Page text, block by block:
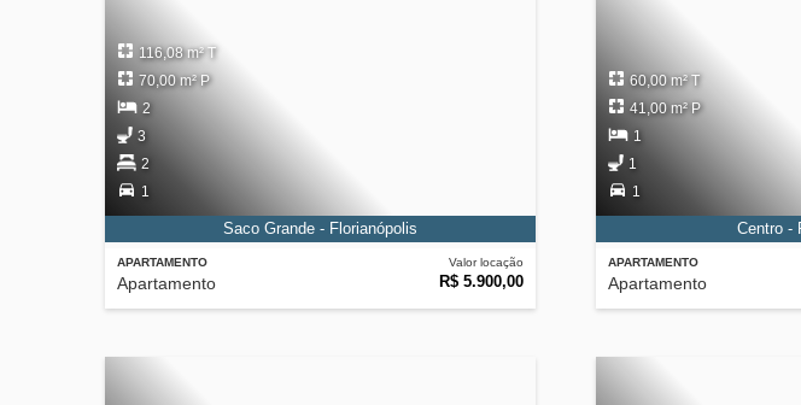
APARTAMENTO
Apartamento
Valor locação
R$ 5.900,00
116,08 m² T
70,00 m² P
2
3
2
1
Saco Grande - Florianópolis
APARTAMENTO
Apartamento
60,00 m² T
41,00 m² P
1
1
1
Centro -